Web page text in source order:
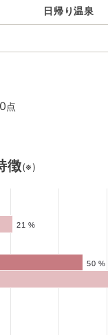
日帰り温泉
点
徴(※)
50 %
50 %
21 %
21 %